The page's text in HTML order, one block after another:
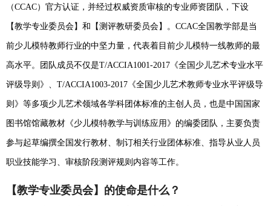
（CCAC）官方认证，并经过权威资质审核的专业师资团队，下设
【教学专业委员会】和【测评教研委员会】。 CCAC全国教学部是当
前少儿模特教师行业的中坚力量，代表着目前少儿模特一线教师的最
高水平。 团队成员不仅是T/ACCIA1001-2017《全国少儿艺术专业水平
评级导则》、T/ACCIA1003-2017《全国少儿艺术教师专业水平评级导
则》等多项少儿艺术领域各学科团体标准的主创人员，也是中国国家
图书馆馆藏教材《少儿模特教学与训练应用》的编委团队，主要负责
参与起草编撰全国发行教材、制订相关行业团体标准、指导从业人员
职业技能学习、审核阶段测评规则内容等工作。
【教学专业委员会】的使命是什么？